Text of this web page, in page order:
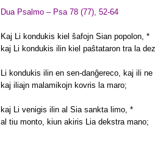
Dua Psalmo – Psa 78 (77), 52-64
Kaj Li kondukis kiel ŝafojn Sian popolon, *
kaj Li kondukis ilin kiel paŝtataron tra la
Li kondukis ilin en sen-danĝereco, kaj ili
kaj iliajn malamikojn kovris la maro;
kaj Li venigis ilin al Sia sankta limo, *
al tiu monto, kiun akiris Lia dekstra mano;